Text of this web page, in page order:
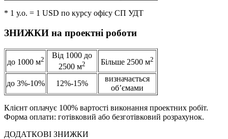
* 1 у.о. = 1 USD по курсу офісу СП УДТ
ЗНИЖКИ на проектні роботи
до 1000 м2
Від 1000 до
2500 м2 Більше 2500 м2
до 3%-10% 12%-15%
визначається
об’ємами
Клієнт оплачує 100% вартості виконання проектних робіт.
Форма оплати: готівковий або безготівковий розрахунок.
ДОДАТКОВІ ЗНИЖКИ